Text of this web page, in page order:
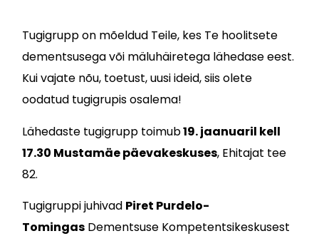
Tugigrupp on mõeldud Teile, kes Te hoolitsete
dementsusega või mäluhäiretega lähedase eest.
Kui vajate nõu, toetust, uusi ideid, siis olete
oodatud tugigrupis osalema!
Lähedaste tugigrupp toimub19. jaanuaril kell
17.30 Mustamäe päevakeskuses, Ehitajat tee
82.
Tugigruppi juhivad Piret Purdelo-
TomingasDementsuse Kompetentsikeskusest